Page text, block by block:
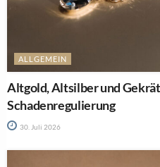
ALLGEMEIN
Altgold, Altsilber und
Schadenregulierung
30. Juli 2026